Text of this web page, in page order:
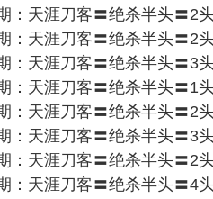
：天涯刀客〓绝杀半头〓2
：天涯刀客〓绝杀半头〓2
：天涯刀客〓绝杀半头〓3
：天涯刀客〓绝杀半头〓1
：天涯刀客〓绝杀半头〓2
：天涯刀客〓绝杀半头〓3
：天涯刀客〓绝杀半头〓2
：天涯刀客〓绝杀半头〓4